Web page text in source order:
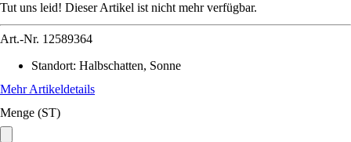
Tut uns leid! Dieser Artikel ist nicht mehr verfügbar.
Art.-Nr. 12589364
Standort: Halbschatten, Sonne
Mehr Artikeldetails
Menge (ST)